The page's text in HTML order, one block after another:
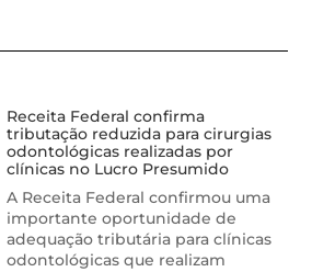
Receita Federal confirma
tributação reduzida para cirurgias
odontológicas realizadas por
clínicas no Lucro Presumido
A Receita Federal confirmou uma
importante oportunidade de
adequação tributária para clínicas
odontológicas que realizam